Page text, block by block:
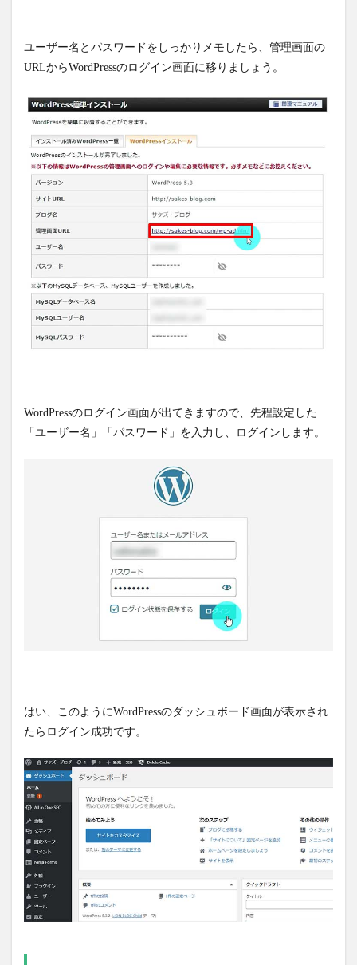
ユーザー名とパスワードをしっかりメモしたら、管理画面の
URLからWordPressのログイン画面に移りましょう。
WordPressのログイン画面が出てきますので、先程設定した
「ユーザー名」「パスワード」を入力し、ログインします。
はい、このようにWordPressのダッシュボード画面が表示され
たらログイン成功です。